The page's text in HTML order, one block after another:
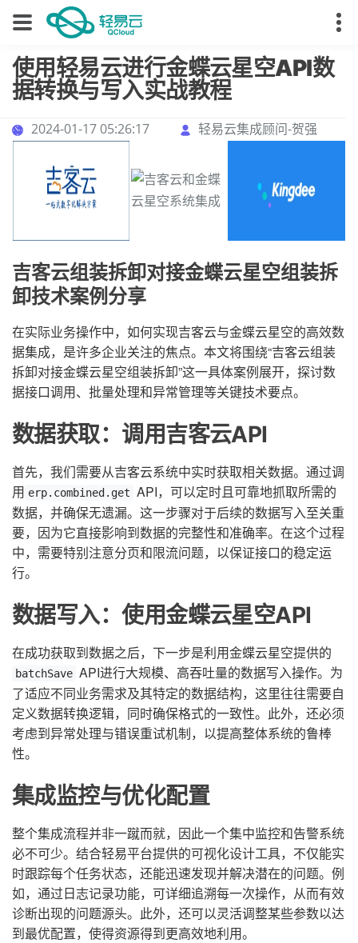
使用轻易云进行金蝶云星空API数
据转换与写入实战教程
2024-01-17 05:26:17 轻易云集成顾问-贺强
吉客云组装拆卸对接金蝶云星空组装拆
卸技术案例分享
在实际业务操作中，如何实现吉客云与金蝶云星空的高效数
据集成，是许多企业关注的焦点。本文将围绕“吉客云组装
拆卸对接金蝶云星空组装拆卸”这一具体案例展开，探讨数
据接口调用、批量处理和异常管理等关键技术要点。
数据获取：调用吉客云API
首先，我们需要从吉客云系统中实时获取相关数据。通过调
用 erp.combined.get API，可以定时且可靠地抓取所需的
数据，并确保无遗漏。这一步骤对于后续的数据写入至关重
要，因为它直接影响到数据的完整性和准确率。在这个过程
中，需要特别注意分页和限流问题，以保证接口的稳定运
行。
数据写入：使用金蝶云星空API
在成功获取到数据之后，下一步是利用金蝶云星空提供的
batchSave API进行大规模、高吞吐量的数据写入操作。为
了适应不同业务需求及其特定的数据结构，这里往往需要自
定义数据转换逻辑，同时确保格式的一致性。此外，还必须
考虑到异常处理与错误重试机制，以提高整体系统的鲁棒
性。
集成监控与优化配置
整个集成流程并非一蹴而就，因此一个集中监控和告警系统
必不可少。结合轻易平台提供的可视化设计工具，不仅能实
时跟踪每个任务状态，还能迅速发现并解决潜在的问题。例
如，通过日志记录功能，可详细追溯每一次操作，从而有效
诊断出现的问题源头。此外，还可以灵活调整某些参数以达
到最优配置，使得资源得到更高效地利用。